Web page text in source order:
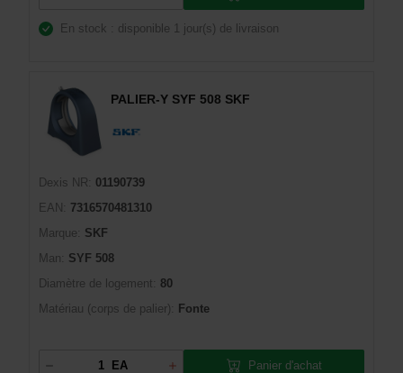
En stock : disponible 1 jour(s) de livraison
PALIER-Y SYF 508 SKF
Dexis NR:
01190739
EAN:
7316570481310
Marque:
SKF
Man:
SYF 508
Diamètre de logement:
80
Matériau (corps de palier):
Fonte
EA Panier d'achat